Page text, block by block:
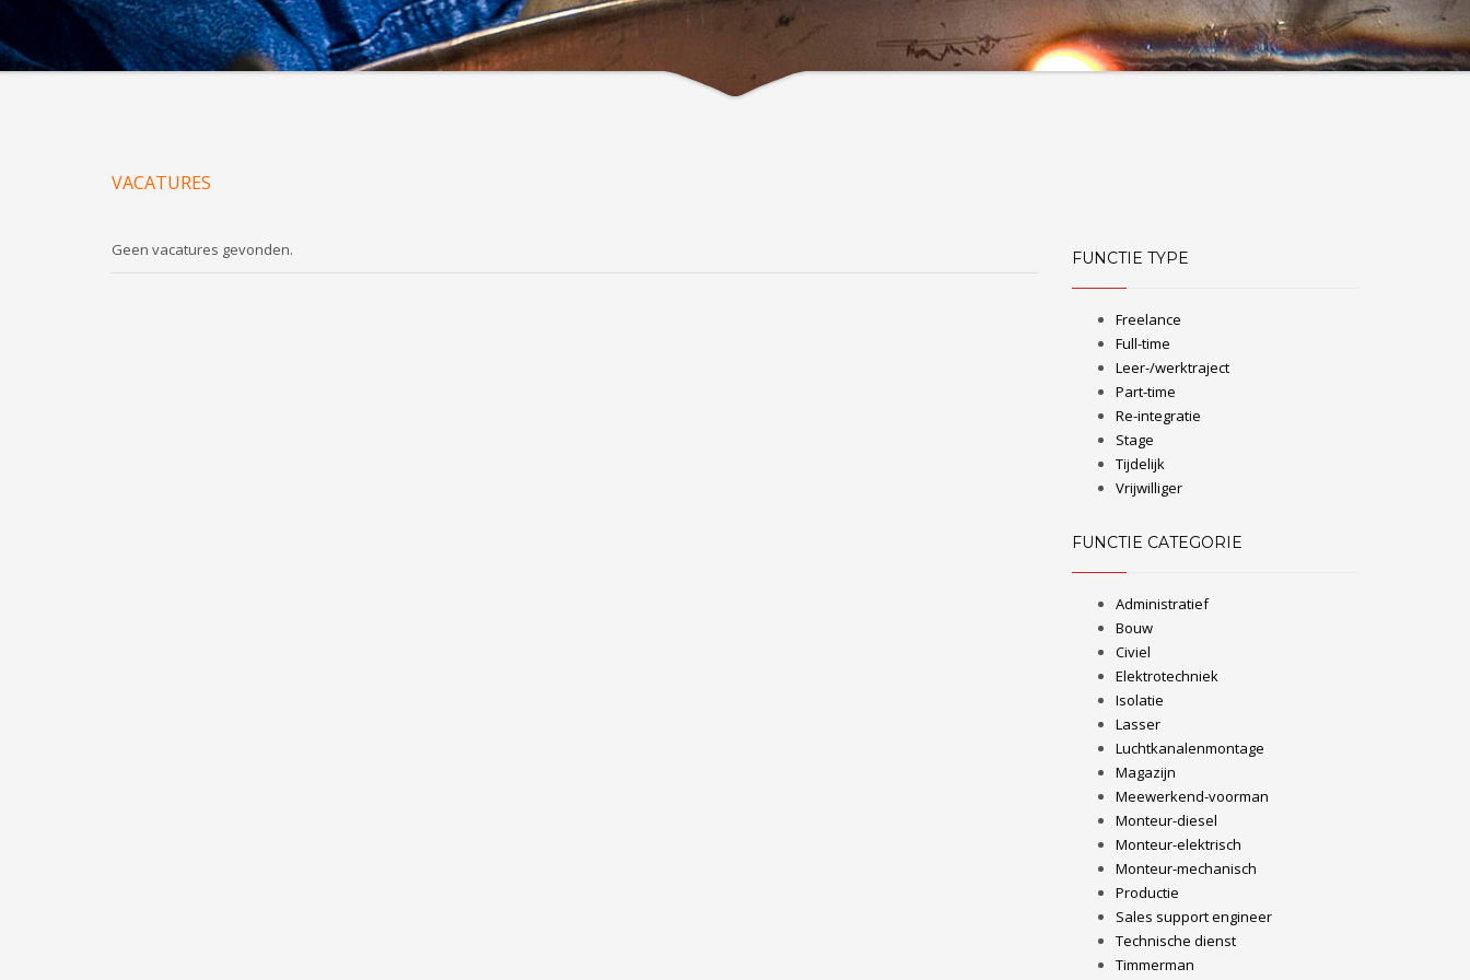
VACATURES
Geen vacatures gevonden. FUNCTIE TYPE
Freelance
Full-time
Leer-/werktraject
Part-time
Re-integratie
Stage
Tijdelijk
Vrijwilliger
FUNCTIE CATEGORIE
Administratief
Bouw
Civiel
Elektrotechniek
Isolatie
Lasser
Luchtkanalenmontage
Magazijn
Meewerkend-voorman
Monteur-diesel
Monteur-elektrisch
Monteur-mechanisch
Productie
Sales support engineer
Technische dienst
Timmerman